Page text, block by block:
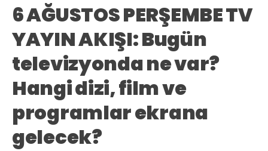
6 AĞUSTOS PERŞEMBE TV
YAYIN AKIŞI: Bugün
televizyonda ne var?
Hangi dizi, film ve
programlar ekrana
gelecek?